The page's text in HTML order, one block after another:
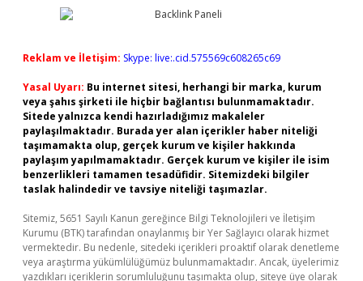
Reklam ve İletişim: Skype: live:.cid.575569c608265c69
Yasal Uyarı: Bu internet sitesi, herhangi bir marka, kurum
veya şahıs şirketi ile hiçbir bağlantısı bulunmamaktadır.
Sitede yalnızca kendi hazırladığımız makaleler
paylaşılmaktadır. Burada yer alan içerikler haber niteliği
taşımamakta olup, gerçek kurum ve kişiler hakkında
paylaşım yapılmamaktadır. Gerçek kurum ve kişiler ile isim
benzerlikleri tamamen tesadüfidir. Sitemizdeki bilgiler
taslak halindedir ve tavsiye niteliği taşımazlar.
Sitemiz, 5651 Sayılı Kanun gereğince Bilgi Teknolojileri ve İletişim
Kurumu (BTK) tarafından onaylanmış bir Yer Sağlayıcı olarak hizmet
vermektedir. Bu nedenle, sitedeki içerikleri proaktif olarak denetleme
veya araştırma yükümlülüğümüz bulunmamaktadır. Ancak, üyelerimiz
yazdıkları içeriklerin sorumluluğunu taşımakta olup, siteye üye olarak